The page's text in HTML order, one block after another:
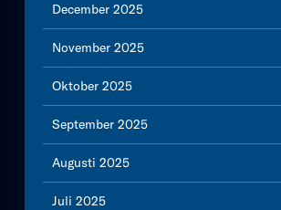
December 2025
November 2025
Oktober 2025
September 2025
Augusti 2025
Juli 2025